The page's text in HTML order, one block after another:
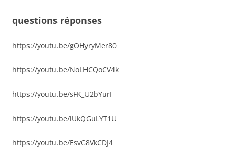
questions réponses
https://youtu.be/gOHyryMer80
https://youtu.be/NoLHCQoCV4k
https://youtu.be/sFK_U2bYurI
https://youtu.be/iUkQGuLYT1U
https://youtu.be/EsvC8VkCDJ4